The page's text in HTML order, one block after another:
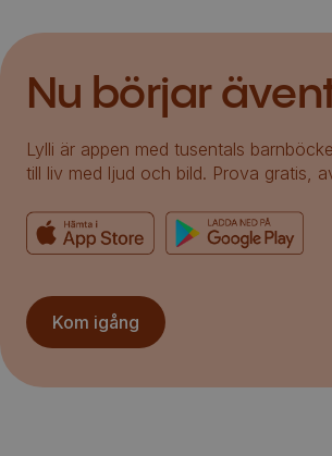
Nu börjar
Lylli är appen med tusentals
till liv med ljud och bild. Prova gratis,
Kom igång